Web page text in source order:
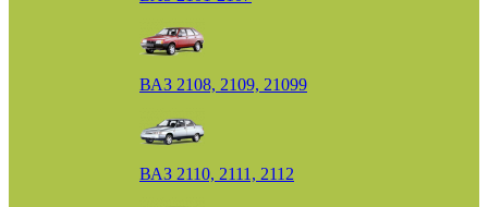
ВАЗ 2108, 2109, 21099
ВАЗ 2110, 2111, 2112